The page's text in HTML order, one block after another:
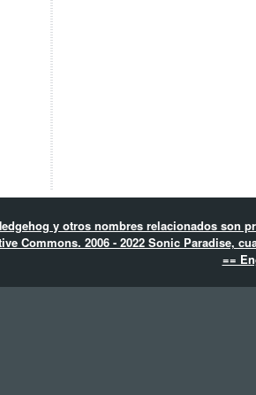
y otros nombres relacionados son
Commons. 2006 - 2022 Sonic Paradise,
==